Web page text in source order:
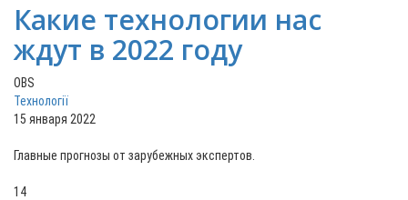
Какие технологии нас
ждут в 2022 году
OBS
Технології
15 января 2022
Главные прогнозы от зарубежных экспертов.
14